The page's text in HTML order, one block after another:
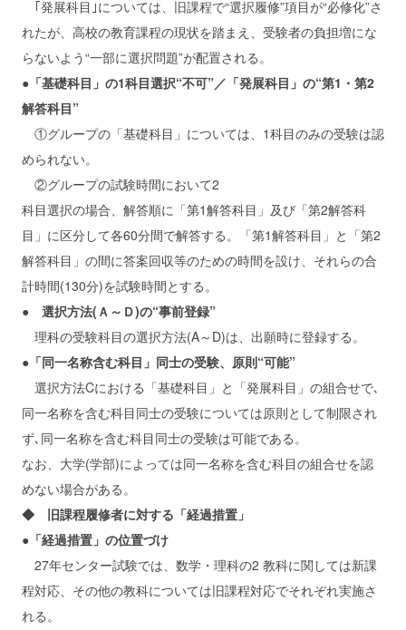
｢発展科目｣については、旧課程で“選択履修”項目が“必修化”さ
れたが、高校の教育課程の現状を踏まえ、受験者の負担増にな
らないよう“一部に選択問題”が配置される。
●「基礎科目」の1科目選択“不可”／「発展科目」の“第1・第2
解答科目”
①グループの「基礎科目」については、1科目のみの受験は認
められない。
②グループの試験時間において2
科目選択の場合、解答順に「第1解答科目」及び「第2解答科
目」に区分して各60分間で解答する。「第1解答科目」と「第2
解答科目」の間に答案回収等のための時間を設け、それらの合
計時間(130分)を試験時間とする。
● 選択方法(Ａ～Ｄ)の“事前登録”
理科の受験科目の選択方法(A～D)は、出願時に登録する。
●「同一名称含む科目」同士の受験、原則“可能”
選択方法Cにおける「基礎科目」と「発展科目」の組合せで､
同一名称を含む科目同士の受験については原則として制限され
ず､同一名称を含む科目同士の受験は可能である。
なお、大学(学部)によっては同一名称を含む科目の組合せを認
めない場合がある。
◆ 旧課程履修者に対する「経過措置」
●「経過措置」の位置づけ
27年センター試験では、数学・理科の2 教科に関しては新課
程対応、その他の教科については旧課程対応でそれぞれ実施さ
れる。